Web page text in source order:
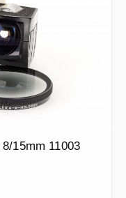
15mm 11003